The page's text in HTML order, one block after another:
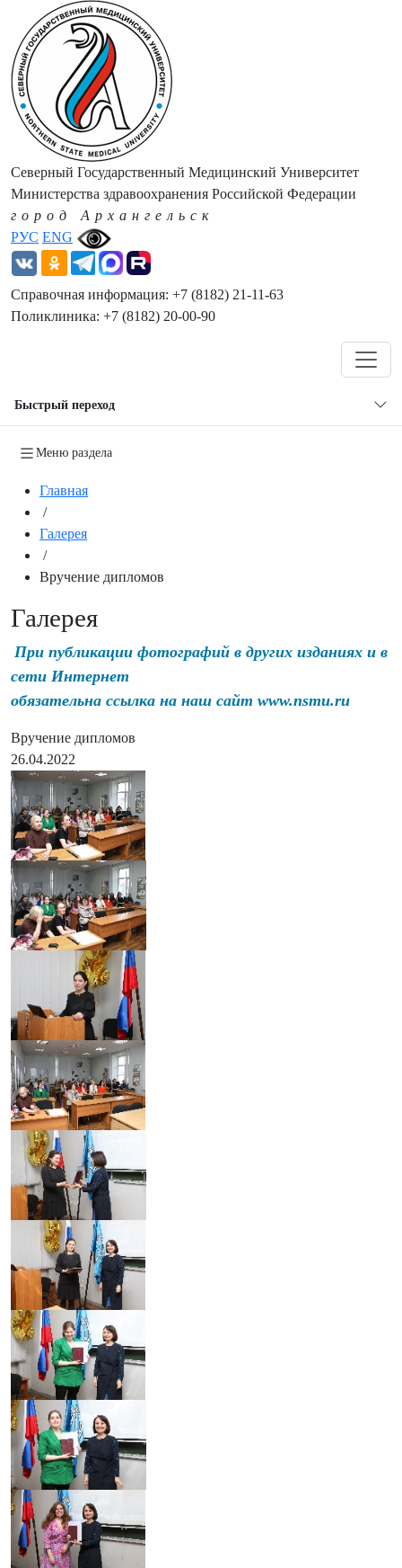
РУС ENG
Северный Государственный Медицинский Университет
Министерства здравоохранения Российской Федерации
город Архангельск
Справочная информация: +7 (8182) 21-11-63
Поликлиника: +7 (8182) 20-00-90
Быстрый переход
Меню раздела
Главная
/
Галерея
/
Вручение дипломов
Галерея
При публикации фотографий в других изданиях и в
сети Интернет
обязательна ссылка на наш сайт www.nsmu.ru
Вручение дипломов
26.04.2022